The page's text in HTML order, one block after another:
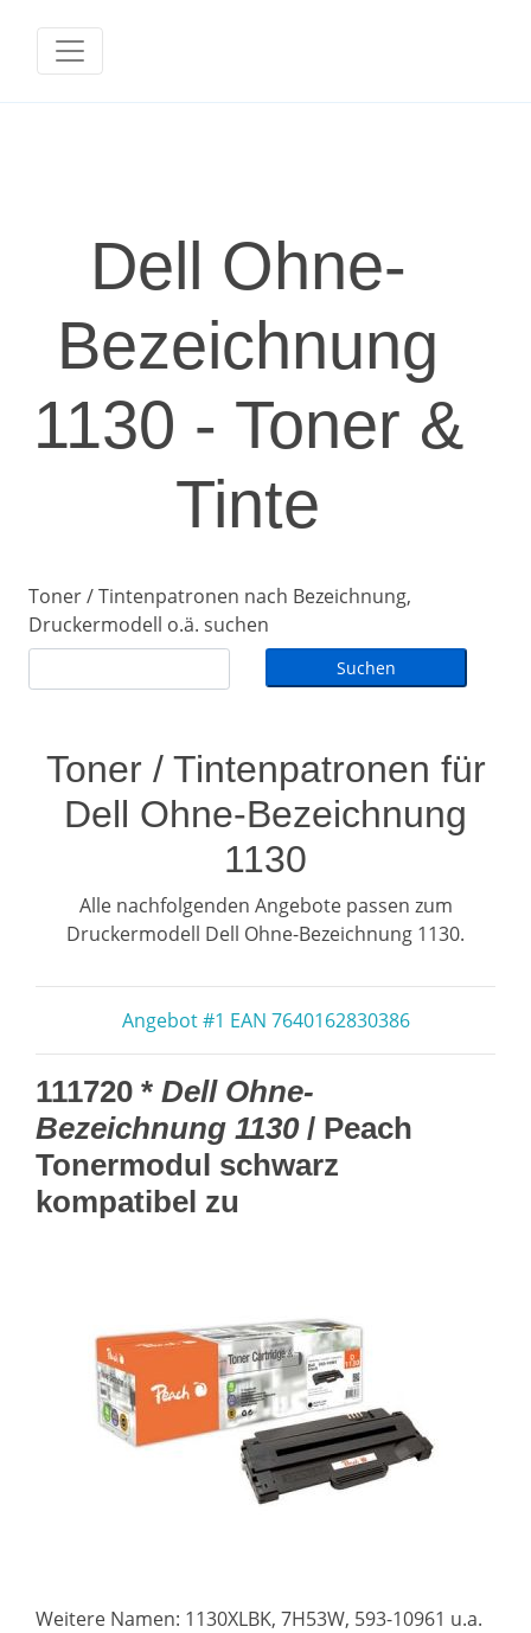
Dell Ohne-
Bezeichnung
1130 - Toner &
Tinte
Toner / Tintenpatronen nach Bezeichnung,
Druckermodell o.ä. suchen
Toner / Tintenpatronen für
Dell Ohne-Bezeichnung
1130
Alle nachfolgenden Angebote passen zum
Druckermodell Dell Ohne-Bezeichnung 1130.
Angebot #1 EAN 7640162830386
111720 * Dell Ohne-
Bezeichnung 1130/ Peach
Tonermodul schwarz
kompatibel zu
Weitere Namen: 1130XLBK, 7H53W, 593-10961 u.a.